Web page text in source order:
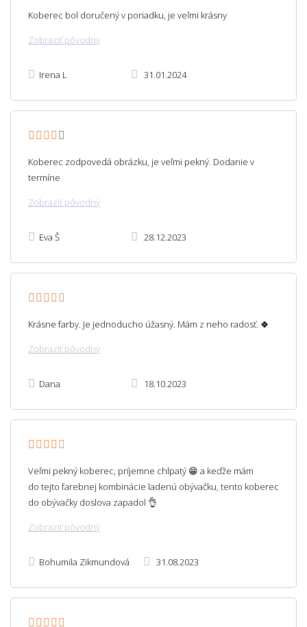
Koberec bol doručený v poriadku, je veľmi krásny
Zobraziť pôvodný
Irena L 31.01.2024
Koberec zodpovedá obrázku, je veľmi pekný. Dodanie v
termíne
Zobraziť pôvodný
Eva Š 28.12.2023
Krásne farby. Je jednoducho úžasný. Mám z neho radosť. 🍀
Zobraziť pôvodný
Dana 18.10.2023
Veľmi pekný koberec, príjemne chlpatý 😁 a keďže mám
do tejto farebnej kombinácie ladenú obývačku, tento koberec
do obývačky doslova zapadol 👌
Zobraziť pôvodný
Bohumila Zikmundová 31.08.2023